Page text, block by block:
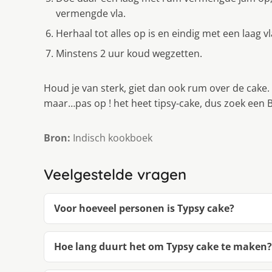
vermengde vla.
Herhaal tot alles op is en eindig met een laag
Minstens 2 uur koud wegzetten.
Houd je van sterk, giet dan ook rum over de cake.
maar…pas op ! het heet tipsy-cake, dus zoek een
Bron: Indisch kookboek
Veelgestelde vragen
Voor hoeveel personen is Typsy cake?
Hoe lang duurt het om Typsy cake te maken?